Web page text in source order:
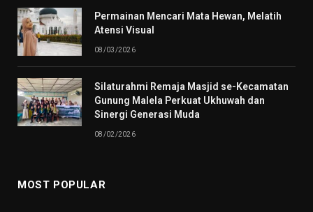
Permainan Mencari Mata Hewan, Melatih
Atensi Visual
08/03/2026
Silaturahmi Remaja Masjid se-Kecamatan
Gunung Malela Perkuat Ukhuwah dan
Sinergi Generasi Muda
08/02/2026
MOST POPULAR